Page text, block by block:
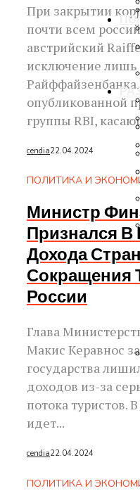
При закрытии
почти всем
австрийский
исключение лишь
Райффайзенбанка.
опубликованной
группы RBI,
cendia22.04.2024
ПОЛИТИКА И
Министр
Признался В
Дохода
Сокращения
России
Глава
Макис Керавнос
государства
доходов из-за
потока туристов.
идет...
cendia22.04.2024
ПОЛИТИКА И